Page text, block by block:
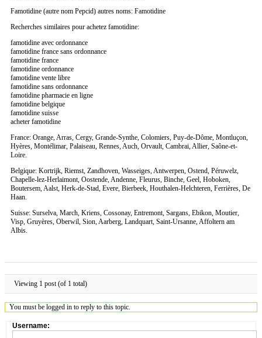
Famotidine (autre nom Pepcid) autres noms: Famotidine
Recherches similaires pour achetez famotidine:
famotidine avec ordonnance
famotidine france sans ordonnance
famotidine france
famotidine ordonnance
famotidine vente libre
famotidine sans ordonnance
famotidine pharmacie en ligne
famotidine belgique
famotidine suisse
acheter famotidine
France: Orange, Arras, Cergy, Grande-Synthe, Colomiers, Puy-de-Dôme, Montluçon,
Hyères, Montélimar, Palaiseau, Rennes, Auch, Orvault, Cambrai, Allier, Saône-et-
Loire.
Belgique: Kortrijk, Riemst, Zandhoven, Wasseiges, Antwerpen, Ostend, Péruwelz,
Chapelle-lez-Herlaimont, Oostende, Andenne, Fleurus, Binche, Geel, Hoboken,
Boutersem, Aalst, Herk-de-Stad, Evere, Bierbeek, Houthalen-Helchteren, Ferrières, De
Haan.
Suisse: Surselva, March, Kriens, Cossonay, Entremont, Sargans, Ebikon, Moutier,
Visp, Gruyères, Oberwil, Sion, Aarberg, Landquart, Saint-Ursanne, Affoltern am
Albis.
Viewing 1 post (of 1 total)
You must be logged in to reply to this topic.
Username: